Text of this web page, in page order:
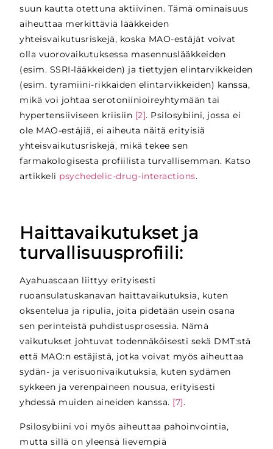
suun kautta otettuna aktiivinen. Tämä ominaisuus
aiheuttaa merkittäviä lääkkeiden
yhteisvaikutusriskejä, koska MAO-estäjät voivat
olla vuorovaikutuksessa masennuslääkkeiden
(esim. SSRI-lääkkeiden) ja tiettyjen elintarvikkeiden
(esim. tyramiini-rikkaiden elintarvikkeiden) kanssa,
mikä voi johtaa serotoniinioireyhtymään tai
hypertensiiviseen kriisiin [2]. Psilosybiini, jossa ei
ole MAO-estäjiä, ei aiheuta näitä erityisiä
yhteisvaikutusriskejä, mikä tekee sen
farmakologisesta profiilista turvallisemman. Katso
artikkeli psychedelic-drug-interactions.
Haittavaikutukset ja
turvallisuusprofiili:
Ayahuascaan liittyy erityisesti
ruoansulatuskanavan haittavaikutuksia, kuten
oksentelua ja ripulia, joita pidetään usein osana
sen perinteistä puhdistusprosessia. Nämä
vaikutukset johtuvat todennäköisesti sekä DMT:stä
että MAO:n estäjistä, jotka voivat myös aiheuttaa
sydän- ja verisuonivaikutuksia, kuten sydämen
sykkeen ja verenpaineen nousua, erityisesti
yhdessä muiden aineiden kanssa. [7].
Psilosybiini voi myös aiheuttaa pahoinvointia,
mutta sillä on yleensä lievempiä